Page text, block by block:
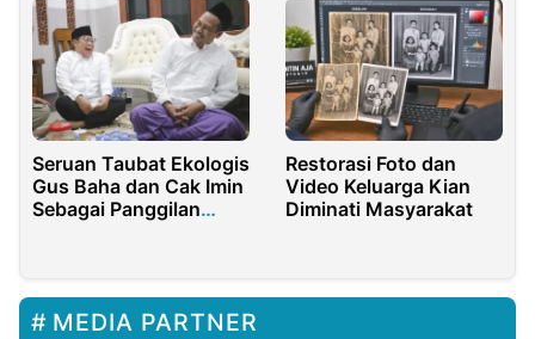
Seruan Taubat Ekologis
Gus Baha dan Cak Imin
Sebagai Panggilan
Restorasi Foto dan
Video Keluarga Kian
Diminati Masyarakat
MEDIA PARTNER